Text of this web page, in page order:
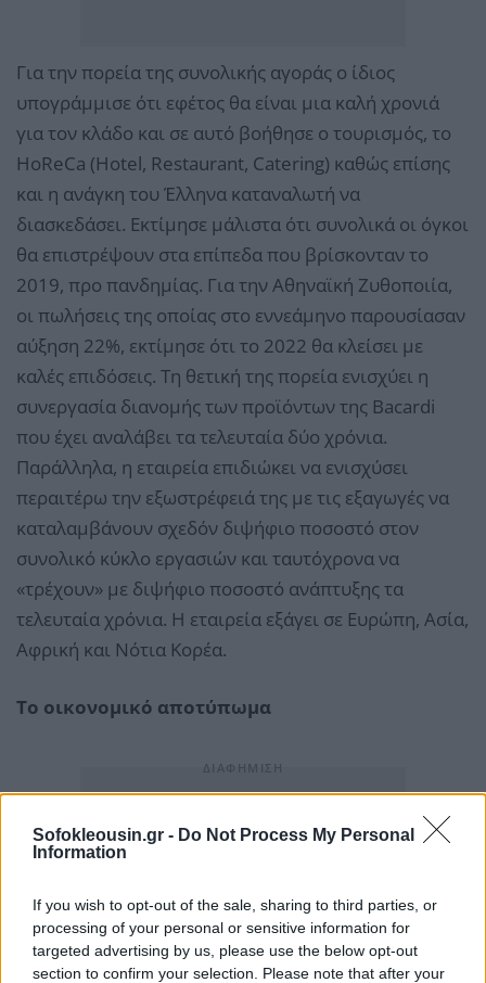
Sofokleousin.gr - Do Not Process My Personal
Information
If you wish to opt-out of the sale, sharing to third parties, or
processing of your personal or sensitive information for
targeted advertising by us, please use the below opt-out
section to confirm your selection. Please note that after your
Για την πορεία της συνολικής αγοράς ο ίδιος
υπογράμμισε ότι εφέτος θα είναι μια καλή χρονιά
για τον κλάδο και σε αυτό βοήθησε ο τουρισμός, το
HoReCa (Hotel, Restaurant, Catering) καθώς επίσης
και η ανάγκη του Έλληνα καταναλωτή να
διασκεδάσει. Εκτίμησε μάλιστα ότι συνολικά οι όγκοι
θα επιστρέψουν στα επίπεδα που βρίσκονταν το
2019, προ πανδημίας. Για την Αθηναϊκή Ζυθοποιία,
οι πωλήσεις της οποίας στο εννεάμηνο παρουσίασαν
αύξηση 22%, εκτίμησε ότι το 2022 θα κλείσει με
καλές επιδόσεις. Τη θετική της πορεία ενισχύει η
συνεργασία διανομής των προϊόντων της Bacardi
που έχει αναλάβει τα τελευταία δύο χρόνια.
Παράλληλα, η εταιρεία επιδιώκει να ενισχύσει
περαιτέρω την εξωστρέφειά της με τις εξαγωγές να
καταλαμβάνουν σχεδόν διψήφιο ποσοστό στον
συνολικό κύκλο εργασιών και ταυτόχρονα να
«τρέχουν» με διψήφιο ποσοστό ανάπτυξης τα
τελευταία χρόνια. Η εταιρεία εξάγει σε Ευρώπη, Ασία,
Αφρική και Νότια Κορέα.
Το οικονομικό αποτύπωμα